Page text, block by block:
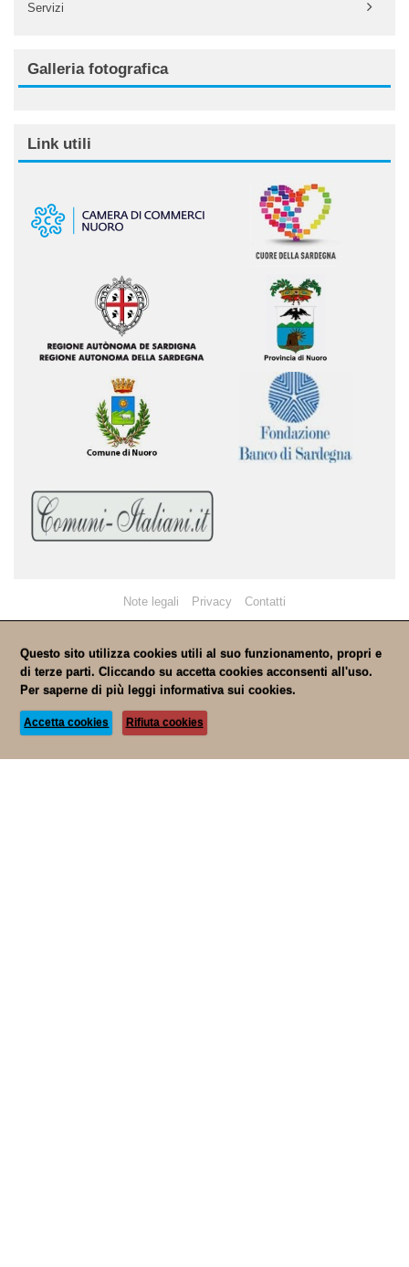
Servizi
Galleria fotografica
Link utili
Note legali Privacy Contatti
Questo sito utilizza cookies utili al suo funzionamento, propri e
di terze parti. Cliccando su accetta cookies acconsenti all'uso.
Per saperne di più leggi informativa sui cookies.
Accetta cookies Rifiuta cookies